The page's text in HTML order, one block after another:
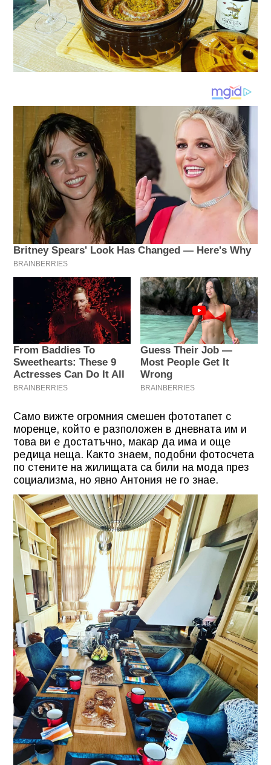
Само вижте огромния смешен фототапет с
моренце, който е разположен в дневната им и
това ви е достатъчно, макар да има и още
редица неща. Както знаем, подобни фотосчета
по стените на жилищата са били на мода през
социализма, но явно Антония не го знае.